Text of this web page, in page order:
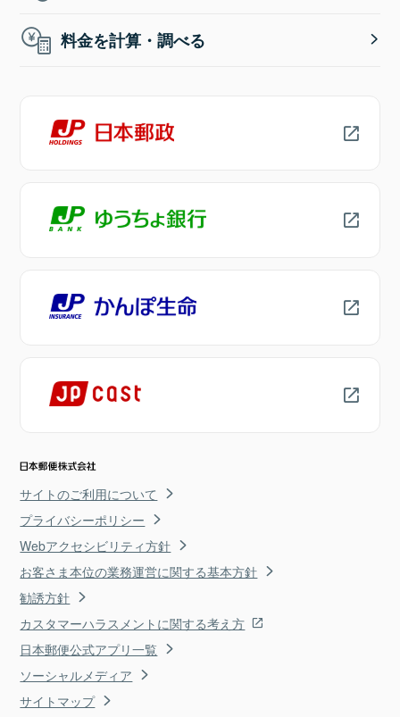
料金を計算・調べる
サイトのご利用について
プライバシーポリシー
Webアクセシビリティ方針
お客さま本位の業務運営に関する基本方針
勧誘方針
カスタマーハラスメントに関する考え方
日本郵便公式アプリ一覧
ソーシャルメディア
サイトマップ